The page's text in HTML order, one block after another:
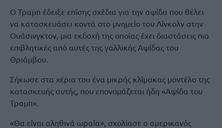
Ο Τραμπ έδειξε επίσης σχέδια για την αψίδα που θέλει
να κατασκευάσει κοντά στο μνημείο του Λίνκολν στην
Ουάσινγκτον, μια εκδοχή της οποίας έχει διαστάσεις πιο
επιβλητικές από αυτές της γαλλικής Αψίδας του
Θριάμβου.
Σήκωσε στα χέρια του ένα μικρής κλίμακας μοντέλο της
κατασκευής αυτής, που επονομάζεται ήδη «Αψίδα του
Τραμπ».
«Θα είναι αληθινά ωραία», σχολίασε ο αμερικανός